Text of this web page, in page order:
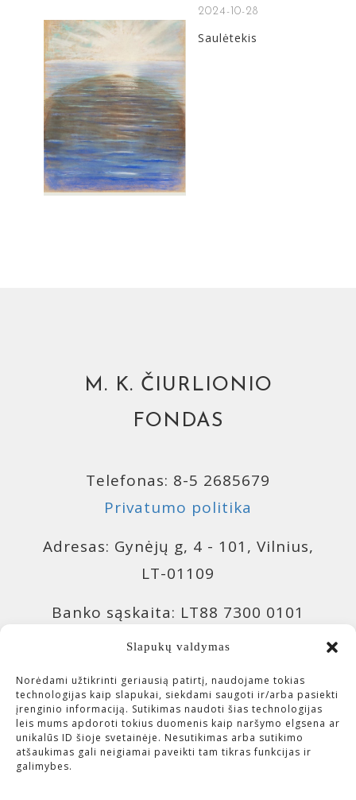
Slapukų valdymas
Norėdami užtikrinti geriausią patirtį, naudojame tokias
technologijas kaip slapukai, siekdami saugoti ir/arba pasiekti
įrenginio informaciją. Sutikimas naudoti šias technologijas
leis mums apdoroti tokius duomenis kaip naršymo elgsena ar
unikalūs ID šioje svetainėje. Nesutikimas arba sutikimo
atšaukimas gali neigiamai paveikti tam tikras funkcijas ir
galimybes.
2024-10-28
Saulėtekis
M. K. ČIURLIONIO
FONDAS
Telefonas: 8-5 2685679
Privatumo politika
Adresas: Gynėjų g, 4 - 101, Vilnius,
LT-01109
Banko sąskaita: LT88 7300 0101
9943 0957, Swedbank 73000
Banko sąskaita: LT04 4010 0510
0420 7214, Luminor 40100
Įmonės kodas: 300643113 (VšĮ